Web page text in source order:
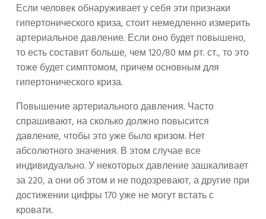
Если человек обнаруживает у себя эти признаки
гипертонического криза, стоит немедленно измерить
артериальное давление. Если оно будет повышено,
то есть составит больше, чем 120/80 мм рт. ст., то это
тоже будет симптомом, причем основным для
гипертонического криза.
Повышение артериального давления. Часто
спрашивают, на сколько должно повысится
давление, чтобы это уже было кризом. Нет
абсолютного значения. В этом случае все
индивидуально. У некоторых давление зашкаливает
за 220, а они об этом и не подозревают, а другие при
достижении цифры 170 уже не могут встать с
кровати.